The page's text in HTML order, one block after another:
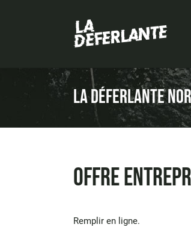
La Déferlante
Offre
Remplir en ligne.